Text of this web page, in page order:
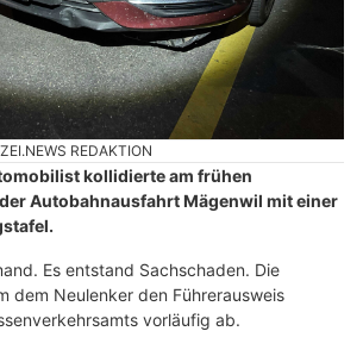
REDAKTION
kollidierte am frühen
Autobahnausfahrt Mägenwil mit einer
Es entstand Sachschaden. Die
dem Neulenker den Führerausweis
vorläufig ab.